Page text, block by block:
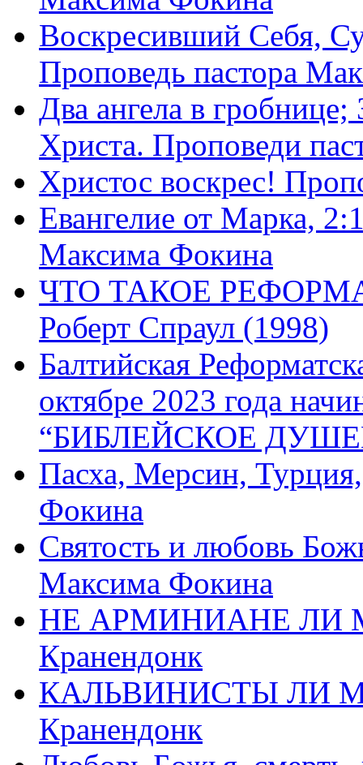
Воскресивший Себя,
Проповедь пастора
Два ангела в
Христа. Проповеди
Христос воскрес!
Евангелие от Марка,
Максима Фокина
ЧТО ТАКОЕ
Роберт Спраул (1998)
Балтийская
октябре 2023 года
“БИБЛЕЙСКОЕ
Пасха, Мерсин,
Фокина
Святость и любовь
Максима Фокина
НЕ АРМИНИАНЕ ЛИ
Кранендонк
КАЛЬВИНИСТЫ ЛИ
Кранендонк